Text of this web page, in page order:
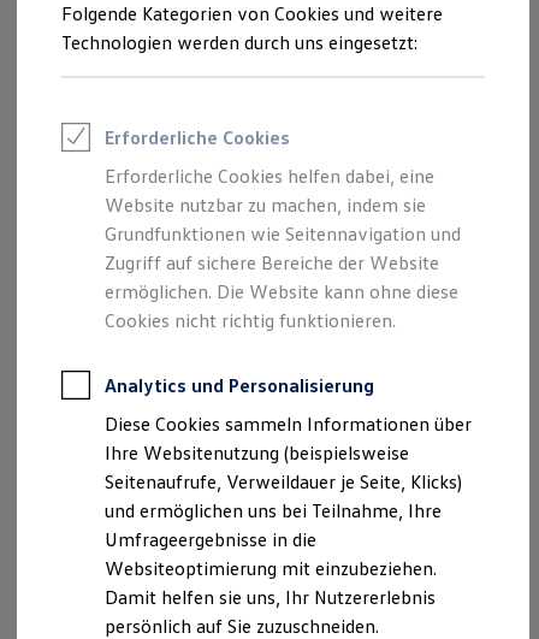
Saisonangebote
Reifenpakete
Leasing
Leasing-Angebote
Elektroauto Leasing
Kleinwagen-Leasing
Leasing ohne Anzahlung
Finanzierung
Autokredit mit Schlussrate
Versicherungen und Garantien
Kfz-Versicherung
Restschuldversicherungen
Garantien
Professional Class bei Volkswagen
Behörden
Direktkunden
Sonderfahrzeuge
Anpfiff zum Gewinn
Elektromobilität
Elektroautos
ID. Tutorials
Elektrofahrzeugkonzepte
ID. EVERY1
Reichweite
Reifentaschen-Set anfragen
Nutzungsbedingungen
Datenschutzerklärungen
Cookie-Richtlinie
Lizenzhinweise Dritter
Angaben zum Digital Services Act (DSA)
Produktsicherheitsinformationen
Vertrag Widerrufen
Folgende Kategorien von Cookies und weitere
Technologien werden durch uns eingesetzt:
Erforderliche Cookies
Erforderliche Cookies helfen dabei, eine
Website nutzbar zu machen, indem sie
Grundfunktionen wie Seitennavigation und
Zugriff auf sichere Bereiche der Website
ermöglichen. Die Website kann ohne diese
Cookies nicht richtig funktionieren.
Analytics und Personalisierung
Diese Cookies sammeln Informationen über
Ihre Websitenutzung (beispielsweise
Seitenaufrufe, Verweildauer je Seite, Klicks)
und ermöglichen uns bei Teilnahme, Ihre
Umfrageergebnisse in die
Websiteoptimierung mit einzubeziehen.
Damit helfen sie uns, Ihr Nutzererlebnis
persönlich auf Sie zuzuschneiden.